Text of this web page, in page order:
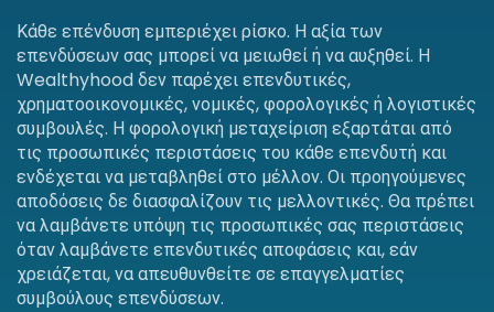
Κάθε επένδυση εμπεριέχει ρίσκο. Η αξία των
επενδύσεων σας μπορεί να μειωθεί ή να αυξηθεί. Η
Wealthyhood δεν παρέχει επενδυτικές,
χρηματοοικονομικές, νομικές, φορολογικές ή λογιστικές
συμβουλές. Η φορολογική μεταχείριση εξαρτάται από
τις προσωπικές περιστάσεις του κάθε επενδυτή και
ενδέχεται να μεταβληθεί στο μέλλον. Οι προηγούμενες
αποδόσεις δε διασφαλίζουν τις μελλοντικές. Θα πρέπει
να λαμβάνετε υπόψη τις προσωπικές σας περιστάσεις
όταν λαμβάνετε επενδυτικές αποφάσεις και, εάν
χρειάζεται, να απευθυνθείτε σε επαγγελματίες
συμβούλους επενδύσεων.